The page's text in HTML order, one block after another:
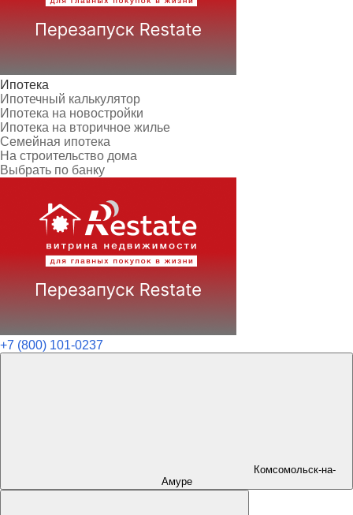
Ипотека
Ипотечный калькулятор
Ипотека на новостройки
Ипотека на вторичное жилье
Семейная ипотека
На строительство дома
Выбрать по банку
+7 (800) 101-0237
Комсомольск-на-
Амуре